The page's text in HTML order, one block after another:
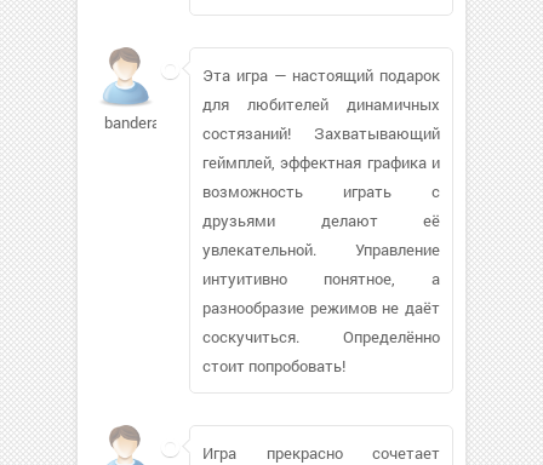
bandera010721
Эта игра — настоящий подарок
для любителей динамичных
состязаний! Захватывающий
геймплей, эффектная графика и
возможность играть с
друзьями делают её
увлекательной. Управление
интуитивно понятное, а
разнообразие режимов не даёт
соскучиться. Определённо
стоит попробовать!
Игра прекрасно сочетает